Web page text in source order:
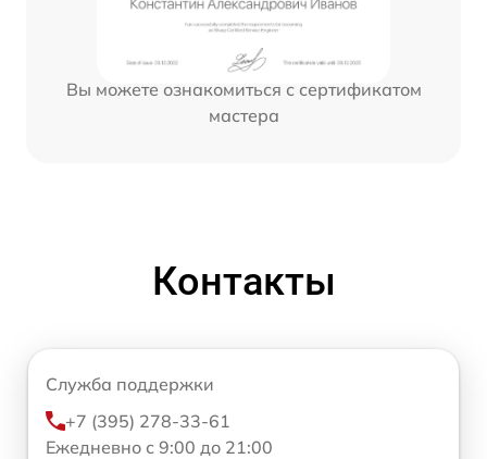
Вы можете ознакомиться с сертификатом
мастера
Контакты
Служба поддержки
+7 (395) 278-33-61
Ежедневно с 9:00 до 21:00